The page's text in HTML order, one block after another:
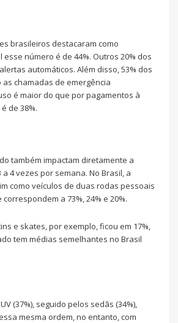
brasileiros destacaram como
número é de 44%. Outros 20% dos
automáticos. Além disso, 53% dos
chamadas de emergência
é maior do que por pagamentos à
de 38%.
também impactam diretamente a
4 vezes por semana. No Brasil, a
como veículos de duas rodas pessoais
a 73%, 24% e 20%.
e skates, por exemplo, ficou em 17%,
tem médias semelhantes no Brasil
(37%), seguido pelos sedãs (34%),
mesma ordem, no entanto, com